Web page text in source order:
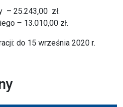
– 25.243,00 zł.
– 13.010,00 zł.
do 15 września 2020 r.